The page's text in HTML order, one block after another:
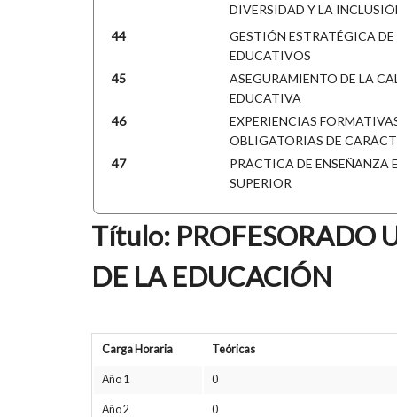
DIVERSIDAD Y LA
44
GESTIÓN ESTRATÉGICA
EDUCATIVOS
45
ASEGURAMIENTO DE LA
EDUCATIVA
46
EXPERIENCIAS
OBLIGATORIAS DE
47
PRÁCTICA DE ENSEÑANZA
SUPERIOR
Título: PROFESORADO
DE LA EDUCACIÓN
Carga Horaria Teóricas
Año 1 0
Año 2 0